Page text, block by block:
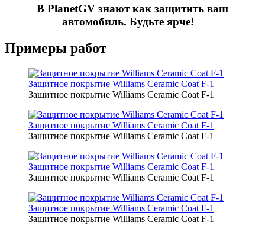
В PlanetGV знают как защитить ваш
автомобиль. Будьте ярче!
Примеры работ
Защитное покрытие Williams Ceramic Coat F-1
Защитное покрытие Williams Ceramic Coat F-1
Защитное покрытие Williams Ceramic Coat F-1
Защитное покрытие Williams Ceramic Coat F-1
Защитное покрытие Williams Ceramic Coat F-1
Защитное покрытие Williams Ceramic Coat F-1
Защитное покрытие Williams Ceramic Coat F-1
Защитное покрытие Williams Ceramic Coat F-1